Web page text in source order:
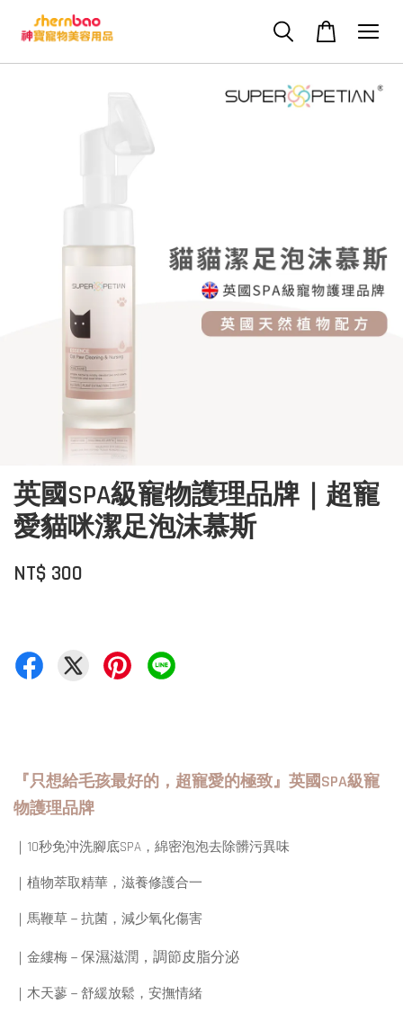
英國SPA級寵物護理品牌｜超寵
愛貓咪潔足泡沫慕斯
NT$ 300
『只想給毛孩最好的，超寵愛的極致』英國SPA級寵
物護理品牌
｜10秒免沖洗腳底SPA，綿密泡泡去除髒污異味
｜植物萃取精華，滋養修護合一
｜馬鞭草－抗菌，減少氧化傷害
｜金縷梅－ 保濕滋潤，調節皮脂分泌
｜木天蓼－舒緩放鬆，安撫情緒